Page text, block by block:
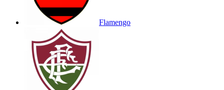
Flamengo